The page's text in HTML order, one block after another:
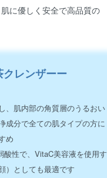
に優しく安全で高品質の
レンザーー
、肌内部の角質層のうるおい
成分で全ての肌タイプの方に
め
性で、VitaC美容液を使用す
）としても最適です